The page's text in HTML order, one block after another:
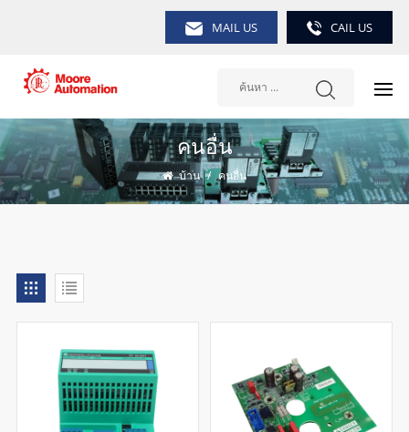
MAIL US CAIL US
คนอื่น
บ้าน / คนอื่น